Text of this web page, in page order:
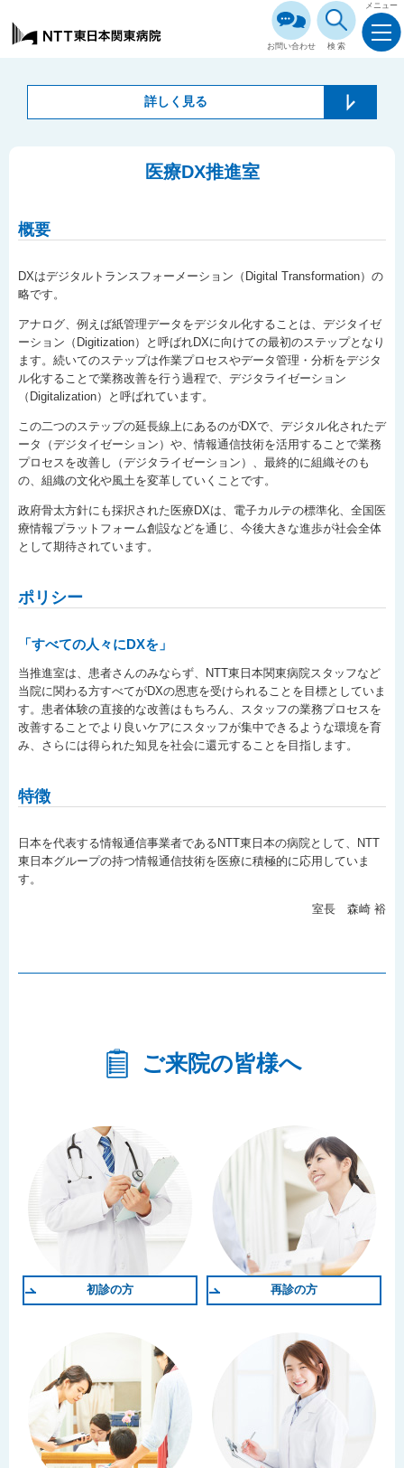
お問い合わせ 検索
メニュー
詳しく見る
医療DX推進室
概要
DXはデジタルトランスフォーメーション（Digital Transformation）の
略です。
アナログ、例えば紙管理データをデジタル化することは、デジタイゼ
ーション（Digitization）と呼ばれDXに向けての最初のステップとなり
ます。続いてのステップは作業プロセスやデータ管理・分析をデジタ
ル化することで業務改善を行う過程で、デジタライゼーション
（Digitalization）と呼ばれています。
この二つのステップの延長線上にあるのがDXで、デジタル化されたデ
ータ（デジタイゼーション）や、情報通信技術を活用することで業務
プロセスを改善し（デジタライゼーション）、最終的に組織そのも
の、組織の文化や風土を変革していくことです。
政府骨太方針にも採択された医療DXは、電子カルテの標準化、全国医
療情報プラットフォーム創設などを通じ、今後大きな進歩が社会全体
として期待されています。
ポリシー
「すべての人々にDXを」
当推進室は、患者さんのみならず、NTT東日本関東病院スタッフなど
当院に関わる方すべてがDXの恩恵を受けられることを目標としていま
す。患者体験の直接的な改善はもちろん、スタッフの業務プロセスを
改善することでより良いケアにスタッフが集中できるような環境を育
み、さらには得られた知見を社会に還元することを目指します。
特徴
日本を代表する情報通信事業者であるNTT東日本の病院として、NTT
東日本グループの持つ情報通信技術を医療に積極的に応用していま
す。
室長 森崎 裕
ご来院の皆様へ
初診の方 再診の方